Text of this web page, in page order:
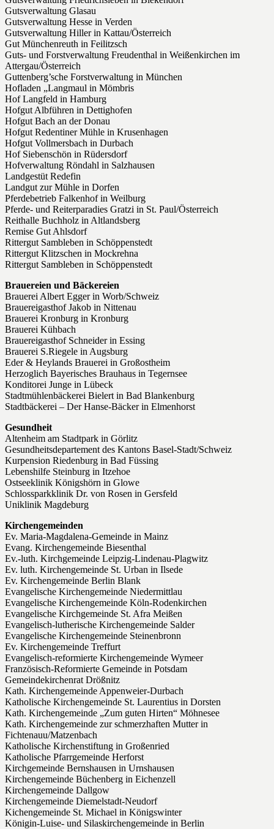
Gutsverwaltung Glasau
Gutsverwaltung Hesse in Verden
Gutsverwaltung Hiller in Kattau/Österreich
Gut Münchenreuth in Feilitzsch
Guts- und Forstverwaltung Freudenthal in Weißenkirchen im
Attergau/Österreich
Guttenberg’sche Forstverwaltung in München
Hofladen „Langmaul in Mömbris
Hof Langfeld in Hamburg
Hofgut Albführen in Dettighofen
Hofgut Bach an der Donau
Hofgut Redentiner Mühle in Krusenhagen
Hofgut Vollmersbach in Durbach
Hof Siebenschön in Rüdersdorf
Hofverwaltung Röndahl in Salzhausen
Landgestüt Redefin
Landgut zur Mühle in Dorfen
Pferdebetrieb Falkenhof in Weilburg
Pferde- und Reiterparadies Gratzi in St. Paul/Österreich
Reithalle Buchholz in Altlandsberg
Remise Gut Ahlsdorf
Rittergut Sambleben in Schöppenstedt
Rittergut Klitzschen in Mockrehna
Rittergut Sambleben in Schöppenstedt
Brauereien und Bäckereien
Brauerei Albert Egger in Worb/Schweiz
Brauereigasthof Jakob in Nittenau
Brauerei Kronburg in Kronburg
Brauerei Kühbach
Brauereigasthof Schneider in Essing
Brauerei S.Riegele in Augsburg
Eder & Heylands Brauerei in Großostheim
Herzoglich Bayerisches Brauhaus in Tegernsee
Konditorei Junge in Lübeck
Stadtmühlenbäckerei Bielert in Bad Blankenburg
Stadtbäckerei – Der Hanse-Bäcker in Elmenhorst
Gesundheit
Altenheim am Stadtpark in Görlitz
Gesundheitsdepartement des Kantons Basel-Stadt/Schweiz
Kurpension Riedenburg in Bad Füssing
Lebenshilfe Steinburg in Itzehoe
Ostseeklinik Königshörn in Glowe
Schlossparkklinik Dr. von Rosen in Gersfeld
Uniklinik Magdeburg
Kirchengemeinden
Ev. Maria-Magdalena-Gemeinde in Mainz
Evang. Kirchengemeinde Biesenthal
Ev.-luth. Kirchgemeinde Leipzig-Lindenau-Plagwitz
Ev. luth. Kirchengemeinde St. Urban in Ilsede
Ev. Kirchengemeinde Berlin Blank
Evangelische Kirchengemeinde Niedermittlau
Evangelische Kirchengemeinde Köln-Rodenkirchen
Evangelische Kirchgemeinde St. Afra Meißen
Evangelisch-lutherische Kirchengemeinde Salder
Evangelische Kirchengemeinde Steinenbronn
Ev. Kirchengemeinde Treffurt
Evangelisch-reformierte Kirchengemeinde Wymeer
Französisch-Reformierte Gemeinde in Potsdam
Gemeindekirchenrat Drößnitz
Kath. Kirchengemeinde Appenweier-Durbach
Katholische Kirchengemeinde St. Laurentius in Dorsten
Kath. Kirchengemeinde „Zum guten Hirten“ Möhnesee
Kath. Kirchengemeinde zur schmerzhaften Mutter in
Fichtenauu/Matzenbach
Katholische Kirchenstiftung in Großenried
Katholische Pfarrgemeinde Herforst
Kirchgemeinde Bernshausen in Urnshausen
Kirchengemeinde Büchenberg in Eichenzell
Kirchengemeinde Dallgow
Kirchengemeinde Diemelstadt-Neudorf
Kichengemeinde St. Michael in Königswinter
Königin-Luise- und Silaskirchengemeinde in Berlin